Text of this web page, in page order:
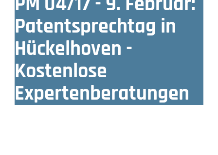
Patentsprechtag in
Hückelhoven -
Kostenlose
Expertenberatungen